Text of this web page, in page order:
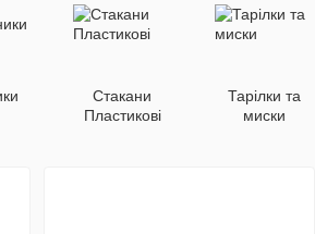
Стакани
Пластикові
Тарілки та
миски